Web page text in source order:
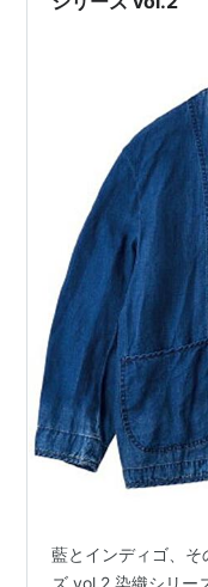
藍とインディゴ、
ズ vol.2 染織シリー